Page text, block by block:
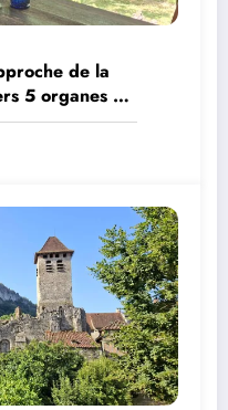
de la
5 organes du